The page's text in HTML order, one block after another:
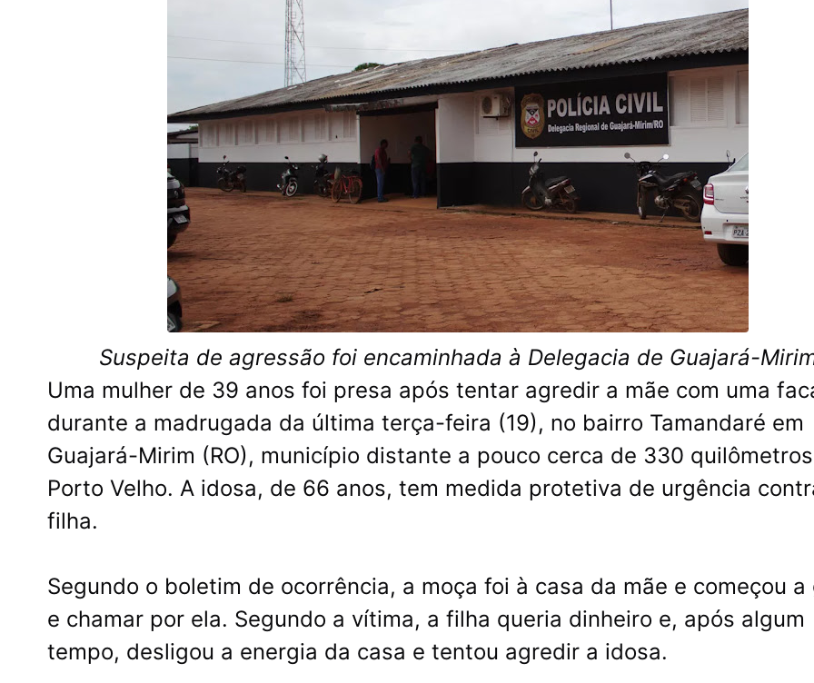
Suspeita de agressão foi encaminhada à Delegacia de Guajará-
Uma mulher de 39 anos foi presa após tentar agredir a mãe com uma
durante a madrugada da última terça-feira (19), no bairro Tamandaré em
Guajará-Mirim (RO), município distante a pouco cerca de 330
Porto Velho. A idosa, de 66 anos, tem medida protetiva de urgência
filha.
Segundo o boletim de ocorrência, a moça foi à casa da mãe e começou
e chamar por ela. Segundo a vítima, a filha queria dinheiro e, após algum
tempo, desligou a energia da casa e tentou agredir a idosa.